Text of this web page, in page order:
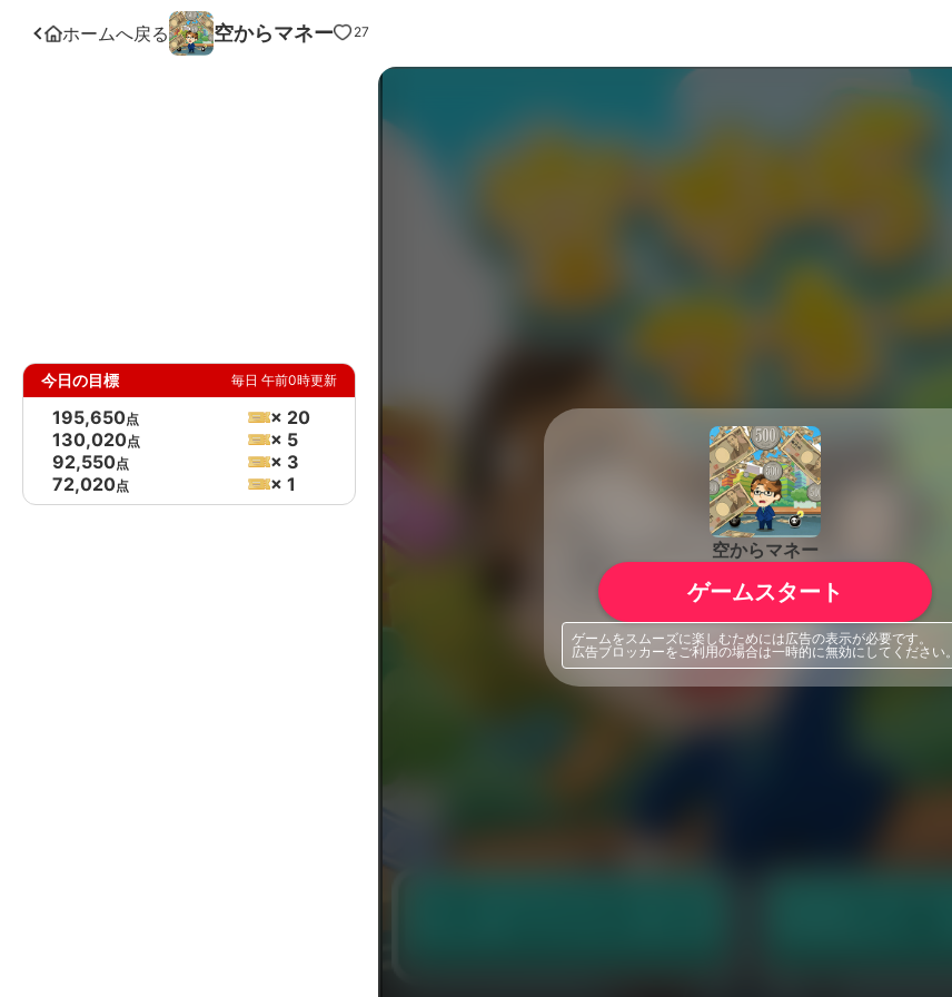
ホームへ戻る 空からマネー 27
今日の目標 毎日 午前0時更新
195,650点
× 20
130,020点
× 5
92,550点
× 3
72,020点 × 1
空からマネー
ゲームスタート
ゲームをスムーズに楽しむためには広告の表示が必要です。
広告ブロッカーをご利用の場合は一時的に無効にしてください。